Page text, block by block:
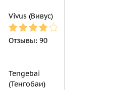
Vivus (Вивус)
Отзывы: 90
Tengebai
(Тенгобаи)